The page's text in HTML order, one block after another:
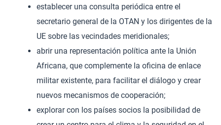
establecer una consulta periódica entre el
secretario general de la OTAN y los dirigentes de la
UE sobre las vecindades meridionales;
abrir una representación política ante la Unión
Africana, que complemente la oficina de enlace
militar existente, para facilitar el diálogo y crear
nuevos mecanismos de cooperación;
explorar con los países socios la posibilidad de